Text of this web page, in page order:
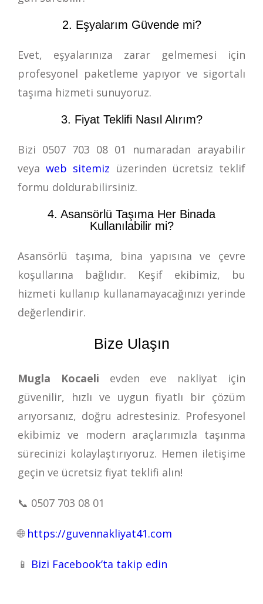
2. Eşyalarım Güvende mi?
Evet, eşyalarınıza zarar gelmemesi için
profesyonel paketleme yapıyor ve sigortalı
taşıma hizmeti sunuyoruz.
3. Fiyat Teklifi Nasıl Alırım?
Bizi 0507 703 08 01
numaradan arayabilir
veyaweb sitemiz üzerinden ücretsiz teklif
formu doldurabilirsiniz.
4. Asansörlü Taşıma Her Binada
Kullanılabilir mi?
Asansörlü taşıma, bina yapısına ve çevre
koşullarına bağlıdır. Keşif ekibimiz, bu
hizmeti kullanıp kullanamayacağınızı yerinde
değerlendirir.
Bize Ulaşın
Mugla Kocaeli evden eve nakliyat için
güvenilir, hızlı ve uygun fiyatlı bir çözüm
arıyorsanız, doğru adrestesiniz. Profesyonel
ekibimiz ve modern araçlarımızla taşınma
sürecinizi kolaylaştırıyoruz. Hemen iletişime
geçin ve ücretsiz fiyat teklifi alın!
📞 0507 703 08 01
🌐 https://guvennakliyat41.com
📱 Bizi Facebook’ta takip edin